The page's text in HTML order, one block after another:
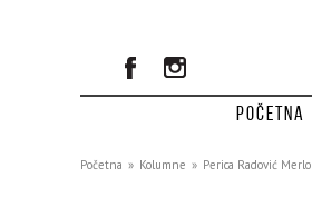
Početna
Početna » Kolumne » Perica Radović Merlo